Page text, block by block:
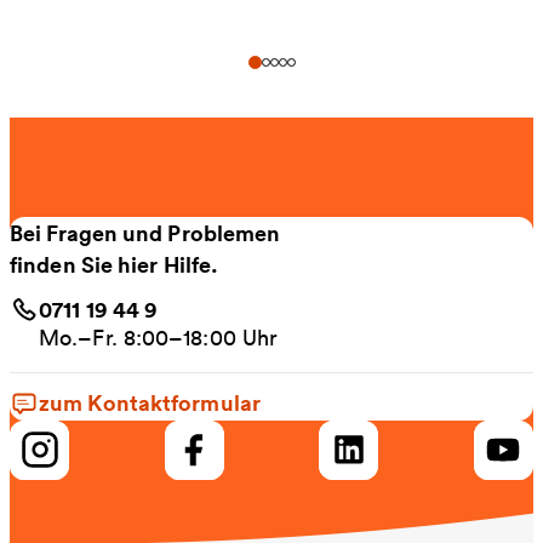
Bei Fragen und Problemen
finden Sie hier Hilfe.
0711 19 44 9
Mo.–Fr. 8:00–18:00 Uhr
zum Kontaktformular